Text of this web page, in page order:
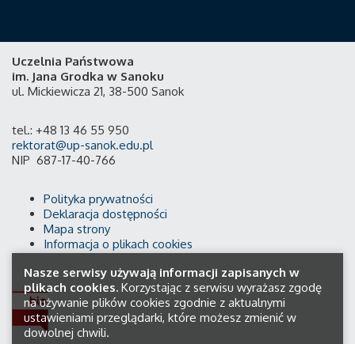
Uczelnia Państwowa
im. Jana Grodka w Sanoku
ul. Mickiewicza 21, 38-500 Sanok
tel.: +48 13 46 55 950
rektorat@up-sanok.edu.pl
NIP 687-17-40-766
Polityka prywatności
Deklaracja dostępności
Mapa strony
Informacja o plikach cookies
Nasze serwisy używają informacji zapisanych w
plikach cookies. Korzystając z serwisu wyrażasz zgodę
na używanie plików cookies zgodnie z aktualnymi
ustawieniami przeglądarki, które możesz zmienić w
dowolnej chwili.